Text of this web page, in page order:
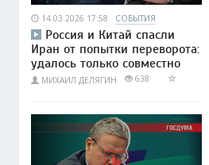
14.03.2026 17:58 СОБЫТИЯ
Россия и Китай спасли
Иран от попытки переворота:
удалось только совместно
МИХАИЛ ДЕЛЯГИН 638